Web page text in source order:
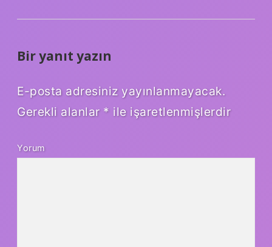
Bir yanıt yazın
E-posta adresiniz yayınlanmayacak.
Gerekli alanlar * ile işaretlenmişlerdir
Yorum